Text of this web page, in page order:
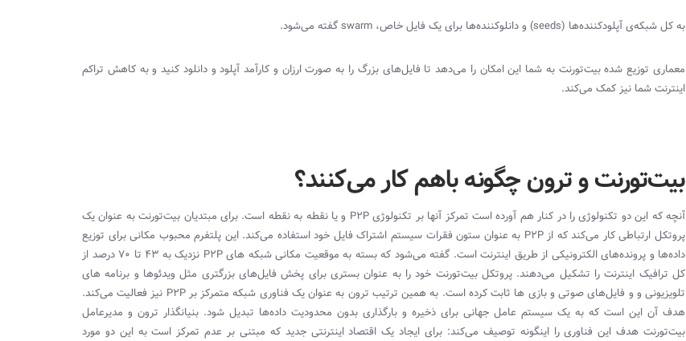
به کل شبکه‌ی آپلودکننده‌ها (seeds) و دانلوکننده‌ها برای یک فایل خاص، swarmگفته می‌شود.
معماری توزیع ‌شده بیت‌تورنت به شما این امکان را می‌دهد تا فایل‌های بزرگ را به صورت ارزان و کارآمد آپلود و دانلود کنید و به کاهش تراکم
اینترنت شما نیز کمک می‌کند.
بیت‌تورنت و ترون چگونه باهم کار می‌کنند؟
آنچه که این دو تکنولوژی را در کنار هم آورده است تمرکز آنها بر تکنولوژیP2P و یا نقطه به نقطه است. برای مبتدیان بیت‌تورنت به عنوان یک
پروتکل ارتباطی کار می‌کند که ازP2P به عنوان ستون فقرات سیستم اشتراک فایل خود استفاده می‌کند. این پلتفرم محبوب مکانی برای توزیع
داده‌ها و پرونده‌های الکترونیکی از طریق اینترنت است. گفته می‌شود که بسته به موقعیت مکانی شبکه هایP2P
نزدیک به 43 تا 70 درصد از
کل ترافیک اینترنت را تشکیل می‌دهند. پروتکل بیت‌تورنت خود را به عنوان بستری برای پخش فایل‌های بزرگتری مثل ویدئوها و برنامه های
تلویزیونی و و فایل‌های صوتی و بازی ها ثابت کرده است. به همین ترتیب ترون به عنوان یک فناوری شبکه متمرکز برP2P نیز فعالیت می‌کند.
هدف آن این است که به یک سیستم عامل جهانی برای ذخیره و بارگذاری بدون محدودیت داده‌ها تبدیل شود. بنیانگذار ترون و مدیرعامل
بیت‌تورنت هدف این فناوری را اینگونه توصیف می‌کند: برای ایجاد یک اقتصاد اینترنتی جدید که مبتنی بر عدم تمرکز است به این دو مورد